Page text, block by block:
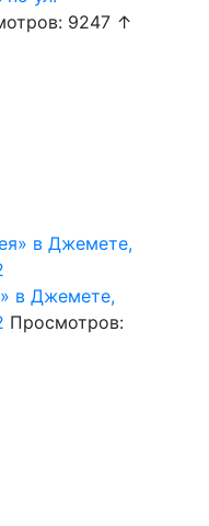
9247 ↑
в Джемете,
Просмотров: